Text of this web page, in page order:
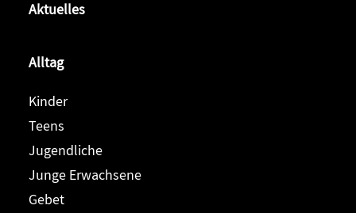
Aktuelles
Alltag
Kinder
Teens
Jugendliche
Junge Erwachsene
Gebet